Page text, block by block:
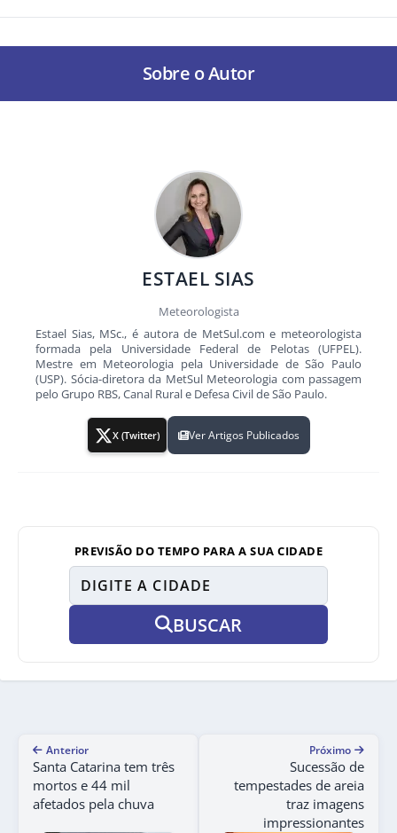
Sobre o Autor
ESTAEL SIAS
Meteorologista
Estael Sias, MSc., é autora de MetSul.com e meteorologista
formada pela Universidade Federal de Pelotas (UFPEL).
Mestre em Meteorologia pela Universidade de São Paulo
(USP). Sócia-diretora da MetSul Meteorologia com passagem
pelo Grupo RBS, Canal Rural e Defesa Civil de São Paulo.
X (Twitter) Ver Artigos Publicados
PREVISÃO DO TEMPO PARA A SUA CIDADE
BUSCAR
Anterior
Santa Catarina tem três
mortos e 44 mil
afetados pela chuva
Próximo
Sucessão de
tempestades de areia
traz imagens
impressionantes